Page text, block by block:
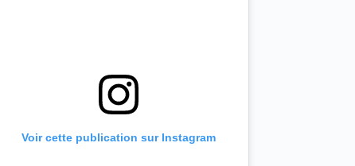
Voir cette publication sur Instagram